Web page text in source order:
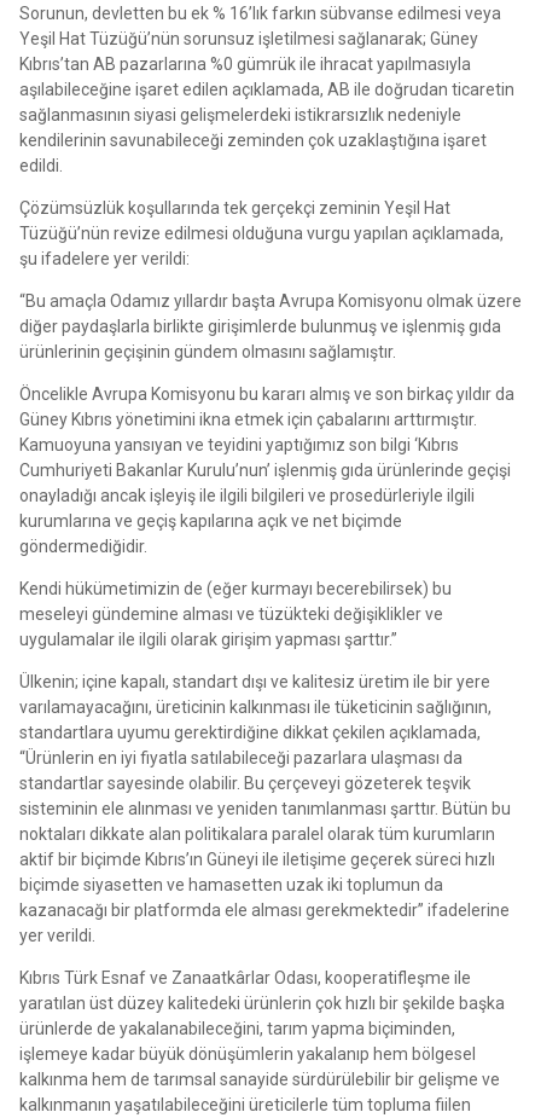
Sorunun, devletten bu ek % 16’lık farkın sübvanse edilmesi veya
Yeşil Hat Tüzüğü’nün sorunsuz işletilmesi sağlanarak; Güney
Kıbrıs’tan AB pazarlarına %0 gümrük ile ihracat yapılmasıyla
aşılabileceğine işaret edilen açıklamada, AB ile doğrudan ticaretin
sağlanmasının siyasi gelişmelerdeki istikrarsızlık nedeniyle
kendilerinin savunabileceği zeminden çok uzaklaştığına işaret
edildi.
Çözümsüzlük koşullarında tek gerçekçi zeminin Yeşil Hat
Tüzüğü’nün revize edilmesi olduğuna vurgu yapılan açıklamada,
şu ifadelere yer verildi:
“Bu amaçla Odamız yıllardır başta Avrupa Komisyonu olmak üzere
diğer paydaşlarla birlikte girişimlerde bulunmuş ve işlenmiş gıda
ürünlerinin geçişinin gündem olmasını sağlamıştır.
Öncelikle Avrupa Komisyonu bu kararı almış ve son birkaç yıldır da
Güney Kıbrıs yönetimini ikna etmek için çabalarını arttırmıştır.
Kamuoyuna yansıyan ve teyidini yaptığımız son bilgi ‘Kıbrıs
Cumhuriyeti Bakanlar Kurulu’nun’ işlenmiş gıda ürünlerinde geçişi
onayladığı ancak işleyiş ile ilgili bilgileri ve prosedürleriyle ilgili
kurumlarına ve geçiş kapılarına açık ve net biçimde
göndermediğidir.
Kendi hükümetimizin de (eğer kurmayı becerebilirsek) bu
meseleyi gündemine alması ve tüzükteki değişiklikler ve
uygulamalar ile ilgili olarak girişim yapması şarttır.”
Ülkenin; içine kapalı, standart dışı ve kalitesiz üretim ile bir yere
varılamayacağını, üreticinin kalkınması ile tüketicinin sağlığının,
standartlara uyumu gerektirdiğine dikkat çekilen açıklamada,
“Ürünlerin en iyi fiyatla satılabileceği pazarlara ulaşması da
standartlar sayesinde olabilir. Bu çerçeveyi gözeterek teşvik
sisteminin ele alınması ve yeniden tanımlanması şarttır. Bütün bu
noktaları dikkate alan politikalara paralel olarak tüm kurumların
aktif bir biçimde Kıbrıs’ın Güneyi ile iletişime geçerek süreci hızlı
biçimde siyasetten ve hamasetten uzak iki toplumun da
kazanacağı bir platformda ele alması gerekmektedir” ifadelerine
yer verildi.
Kıbrıs Türk Esnaf ve Zanaatkârlar Odası, kooperatifleşme ile
yaratılan üst düzey kalitedeki ürünlerin çok hızlı bir şekilde başka
ürünlerde de yakalanabileceğini, tarım yapma biçiminden,
işlemeye kadar büyük dönüşümlerin yakalanıp hem bölgesel
kalkınma hem de tarımsal sanayide sürdürülebilir bir gelişme ve
kalkınmanın yaşatılabileceğini üreticilerle tüm topluma fiilen